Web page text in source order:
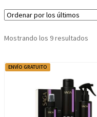
Mostrando los 9 resultados
ENVÍO GRATUITO